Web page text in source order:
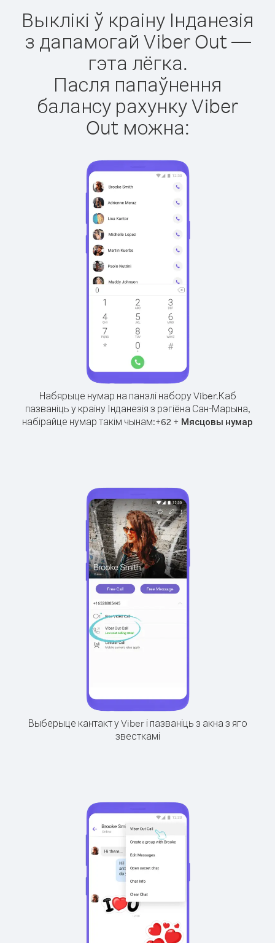
Выклікі ў краіну Інданезія
з дапамогай Viber Out —
гэта лёгка.
Пасля папаўнення
балансу рахунку Viber
Out можна:
Набярыце нумар на панэлі набору Viber.Каб
пазваніць у краіну Інданезія з рэгіёна Сан-Марына,
набірайце нумар такім чынам:+62 + Мясцовы нумар
Выберыце кантакт у Viber і пазваніць з акна з яго
звесткамі